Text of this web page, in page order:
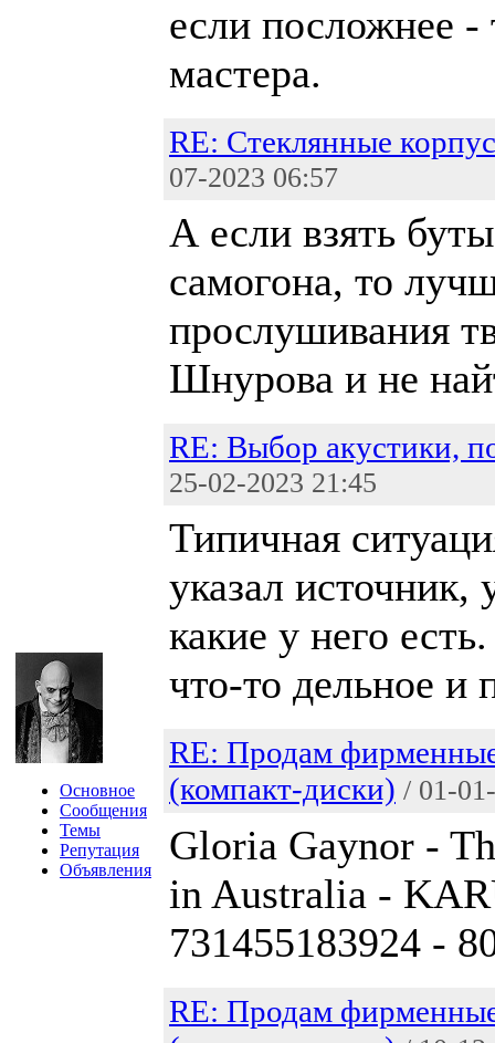
Основное
Сообщения
Темы
Репутация
Объявления
если посложнее -
мастера.
RE: Стеклянные
07-2023 06:57
А если взять
самогона, то
прослушивания
Шнурова и не
RE: Выбор акустики,
25-02-2023 21:45
Типичная
указал источник,
какие у него
что-то дельное и
RE: Продам
(компакт-диски) / 01-
Gloria Gaynor -
in Australia -
731455183924 -
RE: Продам